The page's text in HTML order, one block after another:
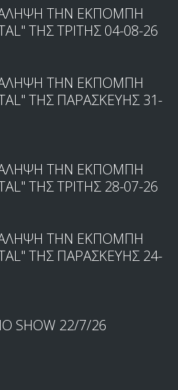
ΤΗΝ ΕΚΠΟΜΠΗ
ΤΗΣ ΤΡΙΤΗΣ 04-08-26
ΤΗΝ ΕΚΠΟΜΠΗ
ΤΗΣ ΠΑΡΑΣΚΕΥΗΣ 31-
ΤΗΝ ΕΚΠΟΜΠΗ
ΤΗΣ ΤΡΙΤΗΣ 28-07-26
ΤΗΝ ΕΚΠΟΜΠΗ
ΤΗΣ ΠΑΡΑΣΚΕΥΗΣ 24-
SHOW 22/7/26